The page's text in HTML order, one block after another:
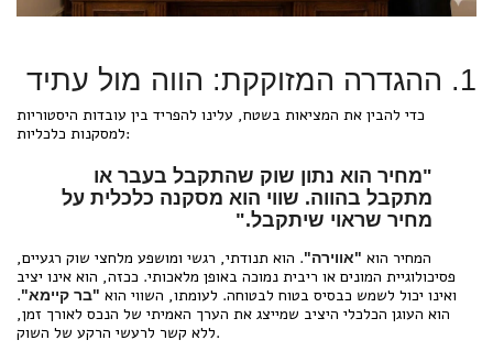
1. ההגדרה המזוקקת: הווה מול עתיד
כדי להבין את המציאות בשטח, עלינו להפריד בין עובדות היסטוריות
למסקנות כלכליות:
"מחיר הוא נתון שוק שהתקבל בעבר או
מתקבל בהווה. שווי הוא מסקנה כלכלית על
מחיר שראוי שיתקבל."
המחיר הוא "אווירה". הוא תנודתי, רגשי ומושפע מלחצי שוק רגעיים,
פסיכולוגיית המונים או ריבית נמוכה באופן מלאכותי. ככזה, הוא אינו יציב
ואינו יכול לשמש כבסיס בטוח לבטוחה. לעומתו, השווי הוא "בר קיימא".
הוא העוגן הכלכלי היציב שמייצג את הערך האמיתי של הנכס לאורך זמן,
ללא קשר לרעשי הרקע של השוק.